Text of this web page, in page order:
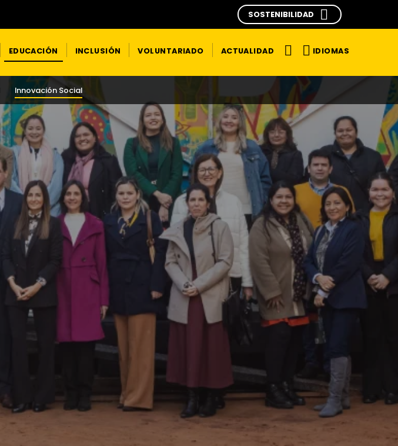
SOSTENIBILIDAD
EDUCACIÓN INCLUSIÓN VOLUNTARIADO ACTUALIDAD IDIOMAS
Innovación Social